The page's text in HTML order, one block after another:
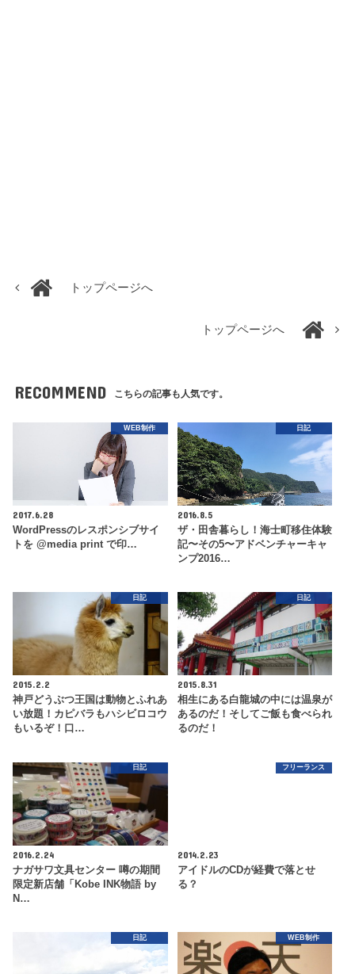
トップページへ
トップページへ
RECOMMEND こちらの記事も人気です。
WEB制作
2017.6.28
WordPressのレスポンシブサイ
トを @media print で印…
日記
2016.8.5
ザ・田舎暮らし！海士町移住体験
記〜その5〜アドベンチャーキャ
ンプ2016…
日記
2015.2.2
神戸どうぶつ王国は動物とふれあ
い放題！カピバラもハシビロコウ
もいるぞ！口…
日記
2015.8.31
相生にある白龍城の中には温泉が
あるのだ！そしてご飯も食べられ
るのだ！
日記
2016.2.24
ナガサワ文具センター 噂の期間
限定新店舗「Kobe INK物語 by
N…
フリーランス
2014.2.23
アイドルのCDが経費で落とせ
る？
日記 WEB制作